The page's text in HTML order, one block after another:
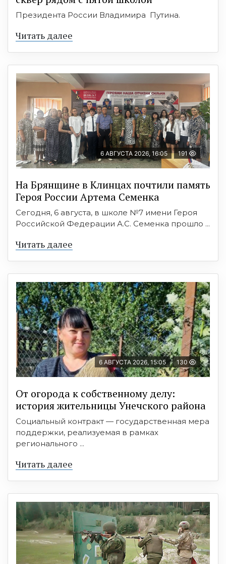
Президента России Владимира Путина.
Читать далее
6 АВГУСТА 2026, 16:05 191
На Брянщине в Клинцах почтили память
Героя России Артема Семенка
Сегодня, 6 августа, в школе №7 имени Героя
Российской Федерации А.С. Семенка прошло ...
Читать далее
6 АВГУСТА 2026, 15:05 130
От огорода к собственному делу:
история жительницы Унечского района
Социальный контракт — государственная мера
поддержки, реализуемая в рамках
регионального ...
Читать далее